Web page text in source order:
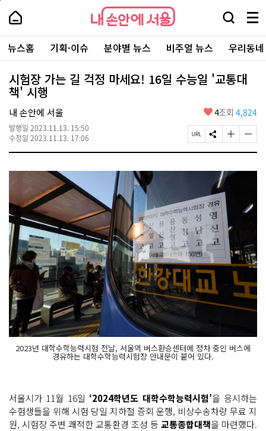
본
로
가
내
손
안
에
서
울
-
서
울
시
대
표
소
통
포
내
손
에
울
검
창
열
기
메
뉴
전
체
보
주
요
서
뉴스홈 기획·이슈 분야별 뉴스 비주얼 뉴스 우리동
시험장 가는 길 걱정 마세요! 16일 수능일 '교통대
책' 시행
내 손안에 서울
발행일 2023.11.13. 15:50
수정일 2023.11.13. 17:06
좋
요
4조회 4,824
페
이
U
복
사
S
N
공
유
하
기
글
자
기
크
기
글
자
기
경
하
2023년 대학수학능력시험 전날, 서울역 버스환승센터에 정차 중인 버스에
경유하는 대학수학능력시험장 안내문이 붙어 있다.
서울시가 11월 16일 ‘2024학년도 대학수학능력시험’을 응시하는
수험생들을 위해 시험 당일 지하철 증회 운행, 비상수송차량 무료 지
원, 시험장 주변 쾌적한 교통환경 조성 등 교통종합대책을 마련했다.
페
상
단
로